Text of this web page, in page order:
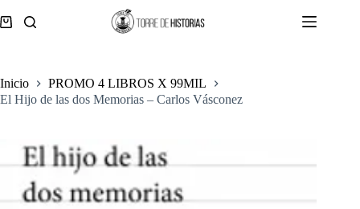
al
Carro
Inicio
PROMO 4 LIBROS X 99MIL
El Hijo de las dos Memorias – Carlos Vásconez